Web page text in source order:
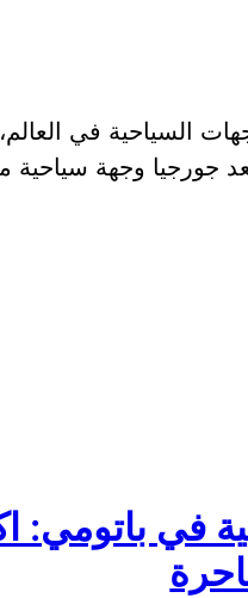
السياحية في العالم،
جورجيا وجهة سياحية
في